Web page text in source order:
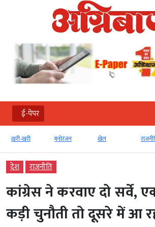
ई-पेपर
खरी-खरी मनोरंजन खेल
देश राजनीति
कांग्रेस ने करवाए दो सर्वे,
कड़ी चुनौती तो दूसरे में आ